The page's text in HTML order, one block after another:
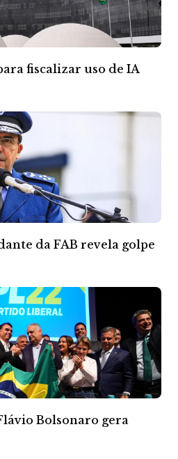
fiscalizar uso de IA
da FAB revela golpe
Bolsonaro gera